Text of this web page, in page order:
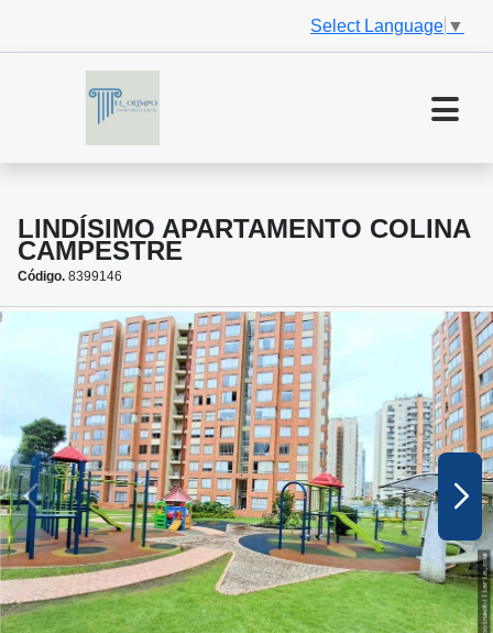
Select Language ▼
LINDÍSIMO APARTAMENTO COLINA
CAMPESTRE
Código. 8399146